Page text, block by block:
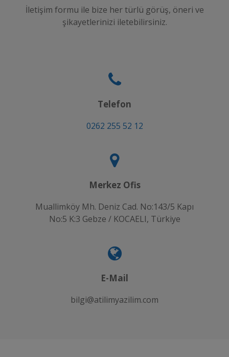
İletişim formu ile bize her türlü görüş, öneri ve
şikayetlerinizi iletebilirsiniz.
Telefon
0262 255 52 12
Merkez Ofis
Muallimköy Mh. Deniz Cad. No:143/5 Kapı
No:5 K:3 Gebze / KOCAELI, Türkiye
E-Mail
bilgi@atilimyazilim.com